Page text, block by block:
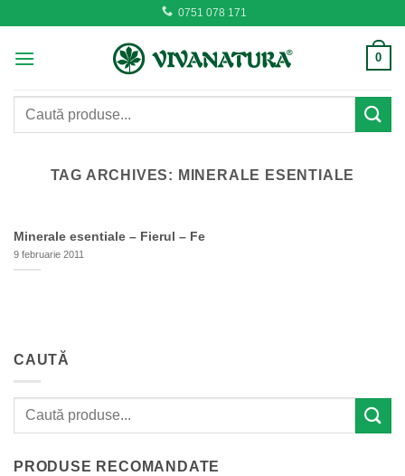
content
0751 078 171
0
Caută
TAG ARCHIVES: MINERALE ESENTIALE
Minerale esentiale – Fierul – Fe
9 februarie 2011
CAUTĂ
PRODUSE RECOMANDATE